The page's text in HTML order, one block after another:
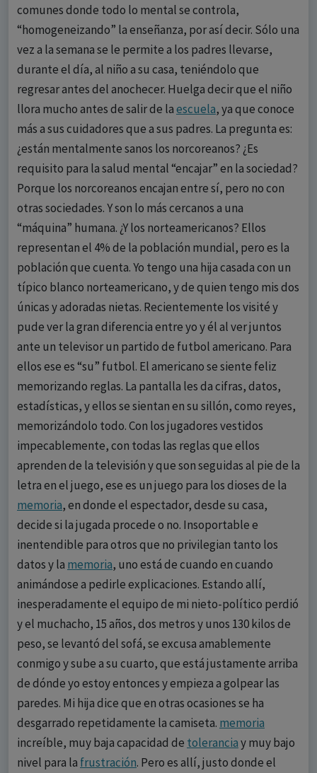
comunes donde todo lo mental se controla,
“homogeneizando” la enseñanza, por así decir. Sólo una
vez a la semana se le permite a los padres llevarse,
durante el día, al niño a su casa, teniéndolo que
regresar antes del anochecer. Huelga decir que el niño
llora mucho antes de salir de laescuela, ya que conoce
más a sus cuidadores que a sus padres. La pregunta es:
¿están mentalmente sanos los norcoreanos? ¿Es
requisito para la salud mental “encajar” en la sociedad?
Porque los norcoreanos encajan entre sí, pero no con
otras sociedades. Y son lo más cercanos a una
“máquina” humana. ¿Y los norteamericanos? Ellos
representan el 4% de la población mundial, pero es la
población que cuenta. Yo tengo una hija casada con un
típico blanco norteamericano, y de quien tengo mis dos
únicas y adoradas nietas. Recientemente los visité y
pude ver la gran diferencia entre yo y él al ver juntos
ante un televisor un partido de futbol americano. Para
ellos ese es “su” futbol. El americano se siente feliz
memorizando reglas. La pantalla les da cifras, datos,
estadísticas, y ellos se sientan en su sillón, como reyes,
memorizándolo todo. Con los jugadores vestidos
impecablemente, con todas las reglas que ellos
aprenden de la televisión y que son seguidas al pie de la
letra en el juego, ese es un juego para los dioses de la
memoria, en donde el espectador, desde su casa,
decide si la jugada procede o no. Insoportable e
inentendible para otros que no privilegian tanto los
datos y la memoria, uno está de cuando en cuando
animándose a pedirle explicaciones. Estando allí,
inesperadamente el equipo de mi nieto-político perdió
y el muchacho, 15 años, dos metros y unos 130 kilos de
peso, se levantó del sofá, se excusa amablemente
conmigo y sube a su cuarto, que está justamente arriba
de dónde yo estoy entonces y empieza a golpear las
paredes. Mi hija dice que en otras ocasiones se ha
desgarrado repetidamente la camiseta. memoria
increíble, muy baja capacidad de toleranciay muy bajo
nivel para la frustración. Pero es allí, justo donde el